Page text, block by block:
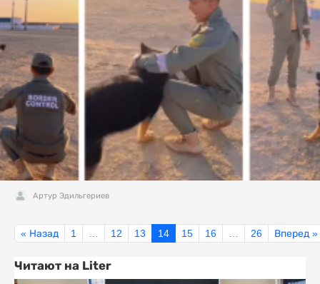
Артур Эдильгериев
« Назад 1 12 13 14 15 16 26 Вперед »
Читают на Liter